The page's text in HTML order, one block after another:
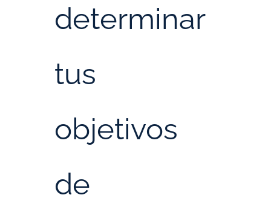
determinar
tus
objetivos
de